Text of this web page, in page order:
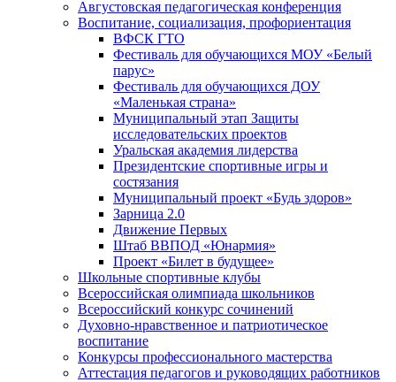
Августовская педагогическая конференция
Воспитание, социализация, профориентация
ВФСК ГТО
Фестиваль для обучающихся МОУ «Белый
парус»
Фестиваль для обучающихся ДОУ
«Маленькая страна»
Муниципальный этап Защиты
исследовательских проектов
Уральская академия лидерства
Президентские спортивные игры и
состязания
Муниципальный проект «Будь здоров»
Зарница 2.0
Движение Первых
Штаб ВВПОД «Юнармия»
Проект «Билет в будущее»
Школьные спортивные клубы
Всероссийская олимпиада школьников
Всероссийский конкурс сочинений
Духовно-нравственное и патриотическое
воспитание
Конкурсы профессионального мастерства
Аттестация педагогов и руководящих работников